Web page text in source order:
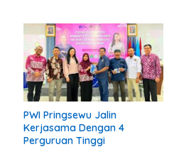
PWI Pringsewu Jalin
Kerjasama Dengan 4
Perguruan Tinggi